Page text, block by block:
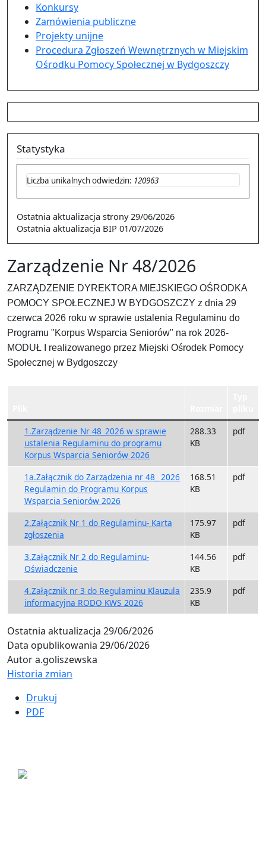
Zarządzenie Nr 48/2026
ZARZĄDZENIE DYREKTORA MIEJSKIEGO OŚRODKA
POMOCY SPOŁECZNEJ W BYDGOSZCZY z dnia 29
czerwca 2026 roku w sprawie ustalenia Regulaminu do
Programu "Korpus Wsparcia Seniorów" na rok 2026-
MODUŁ I realizowanego przez Miejski Ośrodek Pomocy
Społecznej w Bydgoszczy
1.Zarządzenie Nr 48_2026 w sprawie
ustalenia Regulaminu do programu
Korpus Wsparcia Seniorów 2026
288.33
KB
pdf
1a.Załącznik do Zarządzenia nr 48_ 2026
Regulamin do Programu Korpus
Wsparcia Seniorów 2026
168.51
KB
pdf
2.Załącznik Nr 1 do Regulaminu- Karta
zgłoszenia
175.97
KB
pdf
3.Załącznik Nr 2 do Regulaminu-
Oświadczenie
144.56
KB
pdf
4.Załącznik nr 3 do Regulaminu Klauzula
informacyjna RODO KWS 2026
235.9
KB
pdf
Ostatnia aktualizacja 29/06/2026
Data opublikowania 29/06/2026
Autora.goliszewska
Historia zmian
Drukuj
PDF
Konkursy
Zamówienia publiczne
Projekty unijne
Procedura Zgłoszeń Wewnętrznych w Miejskim
Ośrodku Pomocy Społecznej w Bydgoszczy
Statystyka
Liczba unikalnych odwiedzin: 120963
Ostatnia aktualizacja strony 29/06/2026
Ostatnia aktualizacja BIP 01/07/2026